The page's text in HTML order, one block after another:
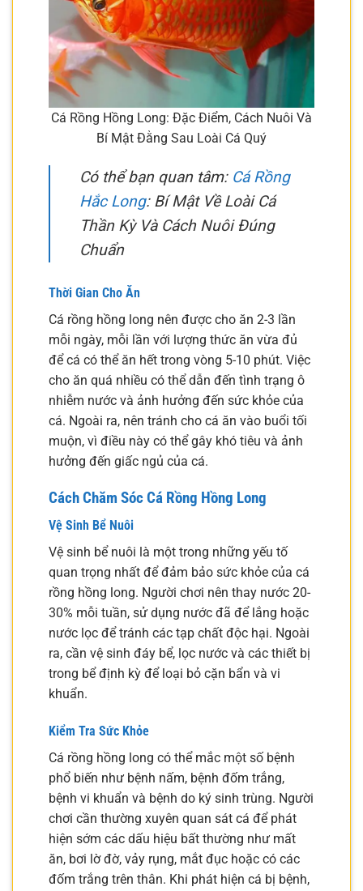
Cá Rồng Hồng Long: Đặc Điểm, Cách Nuôi Và
Bí Mật Đằng Sau Loài Cá Quý
Có thể bạn quan tâm: Cá Rồng
Hắc Long: Bí Mật Về Loài Cá
Thần Kỳ Và Cách Nuôi Đúng
Chuẩn
Thời Gian Cho Ăn
Cá rồng hồng long nên được cho ăn 2-3 lần
mỗi ngày, mỗi lần với lượng thức ăn vừa đủ
để cá có thể ăn hết trong vòng 5-10 phút. Việc
cho ăn quá nhiều có thể dẫn đến tình trạng ô
nhiễm nước và ảnh hưởng đến sức khỏe của
cá. Ngoài ra, nên tránh cho cá ăn vào buổi tối
muộn, vì điều này có thể gây khó tiêu và ảnh
hưởng đến giấc ngủ của cá.
Cách Chăm Sóc Cá Rồng Hồng Long
Vệ Sinh Bể Nuôi
Vệ sinh bể nuôi là một trong những yếu tố
quan trọng nhất để đảm bảo sức khỏe của cá
rồng hồng long. Người chơi nên thay nước 20-
30% mỗi tuần, sử dụng nước đã để lắng hoặc
nước lọc để tránh các tạp chất độc hại. Ngoài
ra, cần vệ sinh đáy bể, lọc nước và các thiết bị
trong bể định kỳ để loại bỏ cặn bẩn và vi
khuẩn.
Kiểm Tra Sức Khỏe
Cá rồng hồng long có thể mắc một số bệnh
phổ biến như bệnh nấm, bệnh đốm trắng,
bệnh vi khuẩn và bệnh do ký sinh trùng. Người
chơi cần thường xuyên quan sát cá để phát
hiện sớm các dấu hiệu bất thường như mất
ăn, bơi lờ đờ, vảy rụng, mắt đục hoặc có các
đốm trắng trên thân. Khi phát hiện cá bị bệnh,